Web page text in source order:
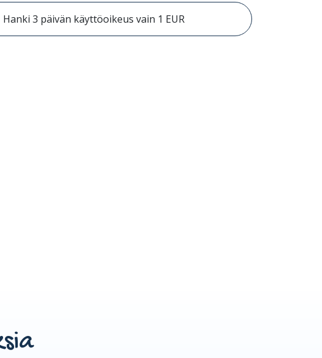
Hanki 3 päivän käyttöoikeus vain 1 EUR